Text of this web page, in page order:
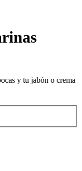
y tu jabón o crema